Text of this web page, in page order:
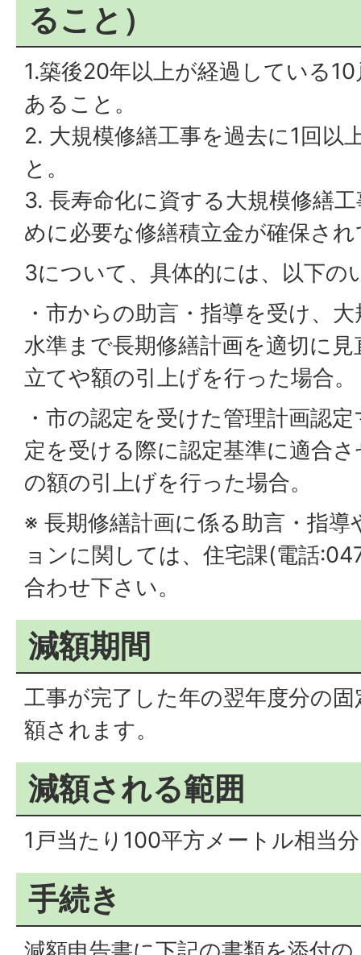
ること）
1.築後20年以上が経過している
あること。
2. 大規模修繕工事を過去に1回以
と。
3. 長寿命化に資する大規模修繕
めに必要な修繕積立金が確保さ
3について、具体的には、以下の
・市からの助言・指導を受け、
水準まで長期修繕計画を適切に
立てや額の引上げを行った場合。
・市の認定を受けた管理計画認
定を受ける際に認定基準に適合
の額の引上げを行った場合。
※ 長期修繕計画に係る助言・指
ョンに関しては、住宅課(電話
合わせ下さい。
減額期間
工事が完了した年の翌年度分の
額されます。
減額される範囲
1戸当たり100平方メートル相当
手続き